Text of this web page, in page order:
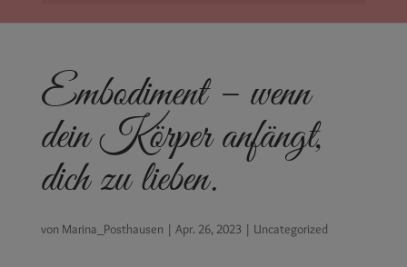
Embodiment – wenn
dein Körper anfängt,
dich zu lieben.
von Marina_Posthausen| Apr. 26, 2023 | Uncategorized